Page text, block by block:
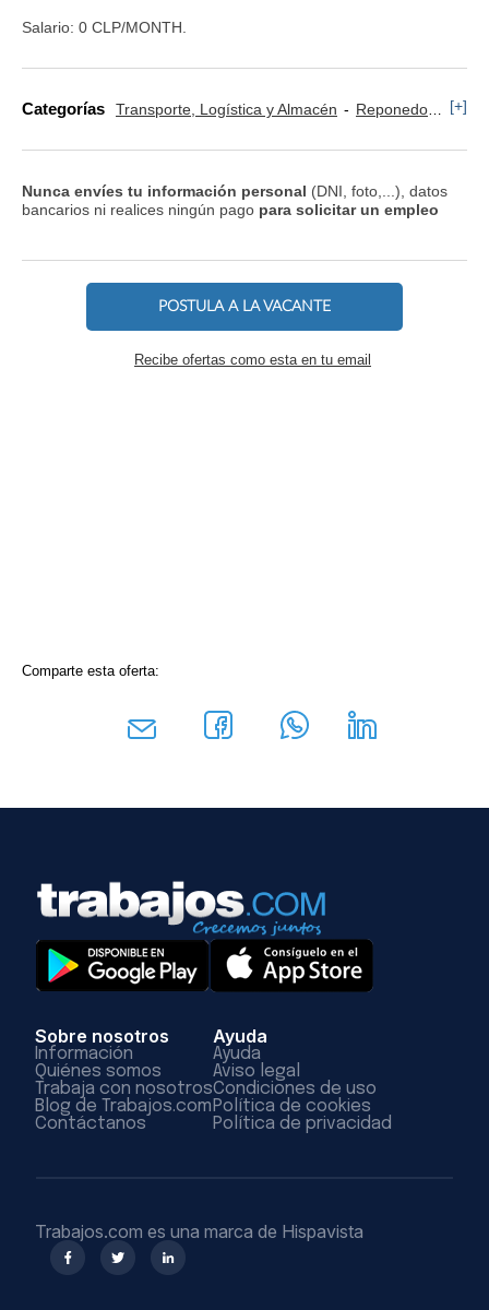
Salario: 0 CLP/MONTH.
Categorías Transporte, Logística y Almacén Reponedor y Cajero [+]
Nunca envíes tu información personal (DNI, foto,...), datos
bancarios ni realices ningún pago para solicitar un empleo
POSTULA A LA VACANTE
Recibe ofertas como esta en tu email
Comparte esta oferta:
Sobre nosotros
Información
Quiénes somos
Trabaja con nosotros
Blog de Trabajos.com
Contáctanos
Ayuda
Ayuda
Aviso legal
Condiciones de uso
Política de cookies
Política de privacidad
Trabajos.com es una marca de Hispavista